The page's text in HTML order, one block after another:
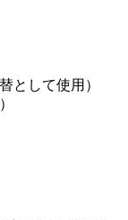
として使用）